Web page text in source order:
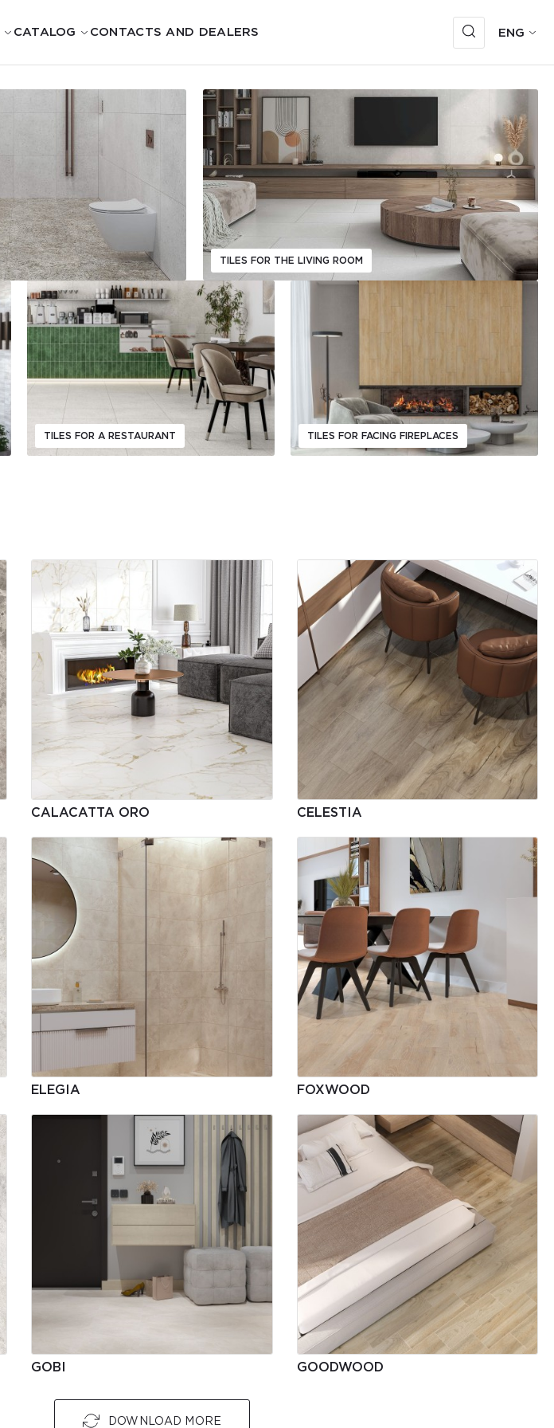
CATALOG CONTACTS AND DEALERS ENG
TILES FOR THE LIVING ROOM
TILES FOR A RESTAURANT TILES FOR FACING FIREPLACES
CALACATTA ORO CELESTIA
ELEGIA FOXWOOD
GOBI GOODWOOD
DOWNLOAD MORE